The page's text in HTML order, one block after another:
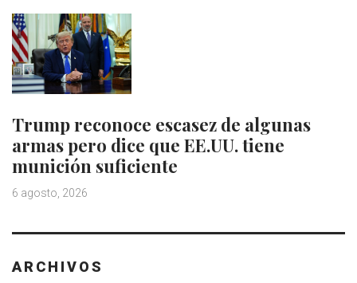
Trump reconoce escasez de algunas
armas pero dice que EE.UU. tiene
munición suficiente
6 agosto, 2026
ARCHIVOS